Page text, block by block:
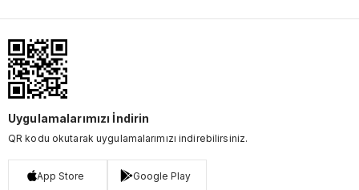
Uygulamalarımızı İndirin
QR kodu okutarak uygulamalarımızı indirebilirsiniz.
App Store Google Play